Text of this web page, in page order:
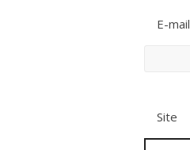
E-mail
Site